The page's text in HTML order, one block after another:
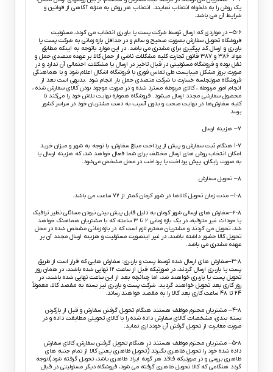
یک روش را به دلخواه انتخاب نمایند. انتخاب هر روش به منزله آگاهی از قوانین و
شرایط آن می باشد.
۵-۶– در مواردی که ارسال توسط شرکت پست یا باربری انتخاب می گردد، مسئولیت
فروشگاه تحویل سفارش بصورت صحیح و سالم و در حداقل بازه زمانی به شرکت پست یا
باربری و ارسال کد پیگیری برای مشتری می باشد. در این موارد باتوجه به اینکه مطابق
مواد ۳۸۶ و ۳۸۷ قانون تجارت کلیه مشکلات ناشی از حمل کالا بر عهده متصدی حمل و
نقل بوده و فروشگاه مسئولیتی در قبال تاخیر در ارسال یا مشکلات احتمالی آن ندارد و در
صورت بروز مشکل میبایست طی تماس فوری با فروشگاه اشکال اعلام شود و با هماهنگی
فروشگاه صورتجلسه خسارت با شرکت متصدی حمل بار انجام شود .بدیهی است بعد از
انجام امور مربوطه ، کالای مربوطه مسترد شده و در صورت موجود بودن کالای سفارش شده ،
محصول سفارشی مجدد ارسال میشود. فروشگاه همواره نهایت تلاش خود را می‏‌کند تا
کلیه سفارش‏‌ها در نهایت صحت و بدون آسیب به دست مشتریان خود در سراسر کشور
برسد
۷– هزینه ارسال
۱-۷ هنگام ثبت سفارش و پیش از پرداخت مبلغ سفارش، با توجه به شهر و میزان خرید
امکان انتخاب روش های ارسال مختلف برای شما فعال خواهد شد، که هزینه ارسال یا
به صورت رایگان، پیش پرداخت یا پرداخت در محل مشخص می‌شود.
۸– تحویل سفارش
۱-۸– مدت زمان تحویل کالاها در شهر کرمان کمتر از ۷۲ ساعت می باشد.
۲-۸–سفارش های ارسالی شهر کرمان به دلیل قابل پیش بینی نبودن مسائلی نظیر ترافیک
یا حوداث غیر مترقبه، در یک بازه زمانی ۲ تا ۳ ساعته که با مشتریان هماهنگ خواهد
شد، تحویل می گردند و مشتریان محترم لازم است که در بازه زمانی مشخص شده در محل
تحویل کالا حضور داشته باشند، در غیر اینصورت مسئولیت و هزینه ارسال مجدد آن بر
عهده مشتری می باشد.
۳-۸–سفارش های ارسال شده توسط پست و باربری: سفارش هایی که قرار است از طریق
پست یا باربری ارسال گردند، در صورتیکه قبل از ساعت ۱۲ نهایی شده باشند، در همان روز
تحویل پست یا باربری خواهند شد، اما چنانچه بعد از این ساعت نهایی شده باشند، در
روز کاری بعد تحویل خواهند گردید. شرکت پست و باربری نیز بسته به مقصد کالا، معمولاً
۲۴ تا ۴۸ ساعت کاری بعد کالا را به مقصد خواهند رساند.
۴-۸– مشتریان محترم موظف هستند هنگام تحویل گرفتن سفارش و قبل از بازکردن
بسته بندی، مشخصات کالای سفارش داده شده را با کالای تحویلی مطابقت داده و در
صورت مغایرت از تحویل گرفتن آن خودداری نماید.
۵-۸– مشتریان محترم موظف هستند در هنگام تحویل گرفتن سفارش، کالای سفارش
داده شده خود را تحویل ظاهری بگیرند (تحویل ظاهری یعنی کالا از تمام جنبه های
ظاهری بررسی و در صورتیکه فاقد هر گونه ایراد ظاهری باشد، تحویل گرفته شود).توجه
گردد هنگامی که کالا تحویل ظاهری گرفته می شود، فروشگاه دیگر مسئولیتی در قبال